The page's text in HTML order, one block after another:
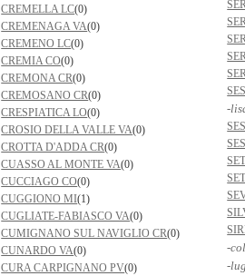
CREMELLA LC(0)
CREMENAGA VA(0)
CREMENO LC(0)
CREMIA CO(0)
CREMONA CR(0)
CREMOSANO CR(0)
CRESPIATICA LO(0)
CROSIO DELLA VALLE VA(0)
CROTTA D'ADDA CR(0)
CUASSO AL MONTE VA(0)
CUCCIAGO CO(0)
CUGGIONO MI(1)
CUGLIATE-FABIASCO VA(0)
CUMIGNANO SUL NAVIGLIO CR(0)
CUNARDO VA(0)
CURA CARPIGNANO PV(0)
-
-
-